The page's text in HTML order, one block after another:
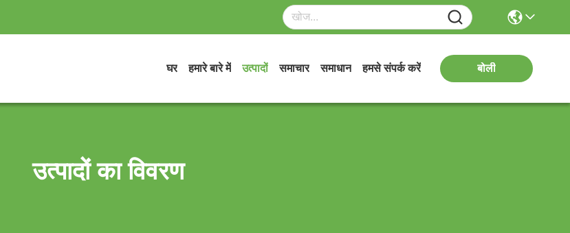
घर हमारे बारे में उत्पादों समाचार समाधान हमसे संपर्क करें बोली
उत्पादों का विवरण